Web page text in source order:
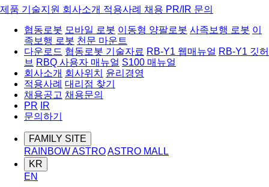
제품 기술지원 회사소개 적용사례 채용 PR/IR 문의
협동로봇 모바일 로봇 이동형 양팔로봇 사족보행 로봇 이
족보행 로봇 천문 마운트
다운로드 협동로봇 기술자료 RB-Y1 웹매뉴얼 RB-Y1 깃허
브 RBQ 사용자 매뉴얼 S100 매뉴얼
회사소개 회사위치
윤리경영
적용사례 대리점 찾기
채용공고 채용문의
PR
IR
문의하기
FAMILY SITE
RAINBOW ASTROASTRO MALL
KR
EN